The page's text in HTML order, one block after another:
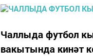
Чаллыда футбол
вакытында кинәт